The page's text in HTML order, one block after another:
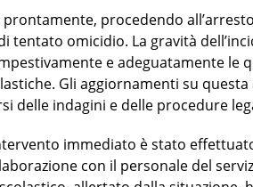
procedendo
tentato omicidio. La gravità
e adeguatamente le
Gli aggiornamenti su
delle indagini e delle procedure
immediato è stato
con il personale del